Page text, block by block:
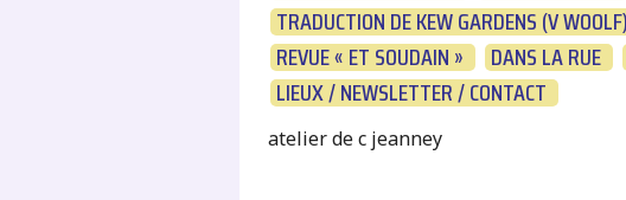
TRADUCTION DE KEW GARDENS (V
REVUE « ET SOUDAIN »
DANS LA RUE
LIEUX / NEWSLETTER / CONTACT
atelier de c jeanney